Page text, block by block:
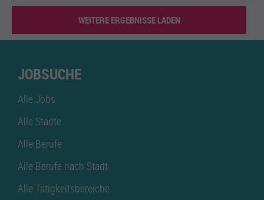
WEITERE ERGEBNISSE LADEN
JOBSUCHE
Alle Jobs
Alle Städte
Alle Berufe
Alle Berufe nach Stadt
Alle Tätigkeitsbereiche